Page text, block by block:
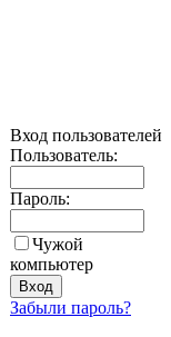
Вход пользователей
Пользователь:
Пароль:
Чужой
компьютер
Забыли пароль?